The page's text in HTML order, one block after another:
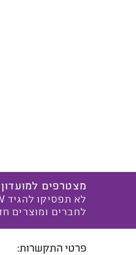
מצטרפים למועדון WOW
לחברים ומוצרים
פרטי התקשרות: